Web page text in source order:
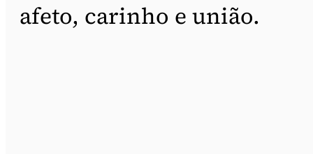
afeto, carinho e união.